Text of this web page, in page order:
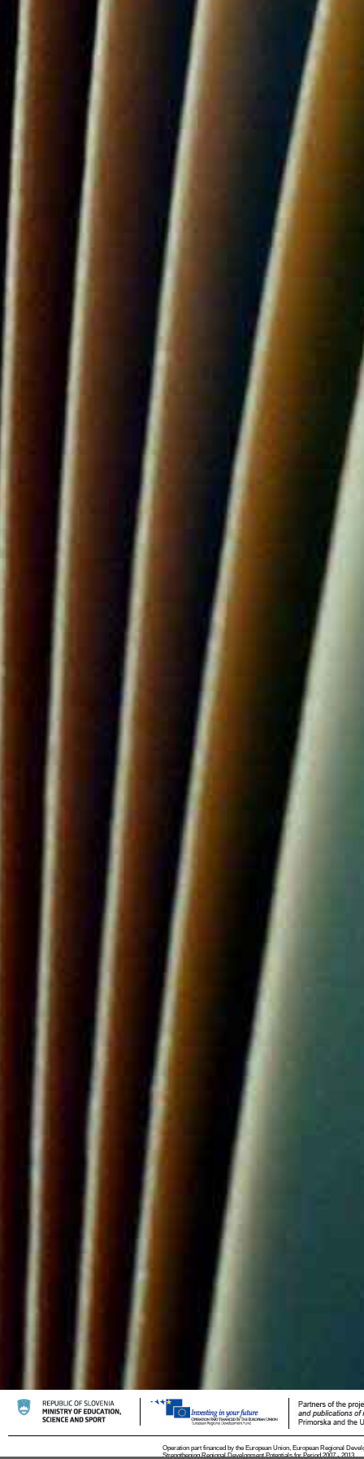
Operation part financed by the European Union, European Regional
Strengthening Regional Development Potentials for Period 2007 - 2013.